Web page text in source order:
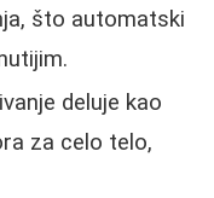
što automatski
deluje kao
za celo telo,